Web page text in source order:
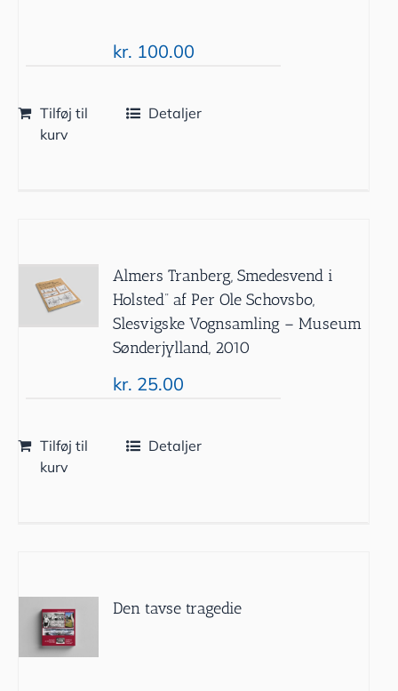
kr. 100.00
Tilføj til
kurv
Detaljer
Almers Tranberg, Smedesvend i
Holsted” af Per Ole Schovsbo,
Slesvigske Vognsamling – Museum
Sønderjylland, 2010
kr. 25.00
Tilføj til
kurv
Detaljer
Den tavse tragedie